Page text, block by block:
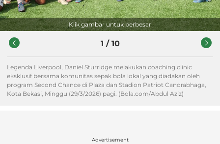
Klik gambar untuk perbesar
1 / 10
Legenda Liverpool, Daniel Sturridge melakukan coaching clinic
eksklusif bersama komunitas sepak bola lokal yang diadakan oleh
program Second Chance di Plaza dan Stadion Patriot Candrabhaga,
Kota Bekasi, Minggu (29/3/2026) pagi. (Bola.com/Abdul Aziz)
Advertisement